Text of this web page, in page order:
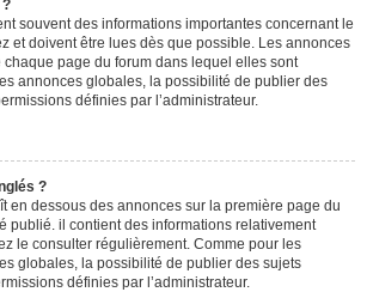
souvent des informations importantes concernant le
et doivent être lues dès que possible. Les annonces
page du forum dans lequel elles sont
annonces globales, la possibilité de publier des
définies par l’administrateur.
?
en dessous des annonces sur la première page du
publié. il contient des informations relativement
le consulter régulièrement. Comme pour les
globales, la possibilité de publier des sujets
définies par l’administrateur.